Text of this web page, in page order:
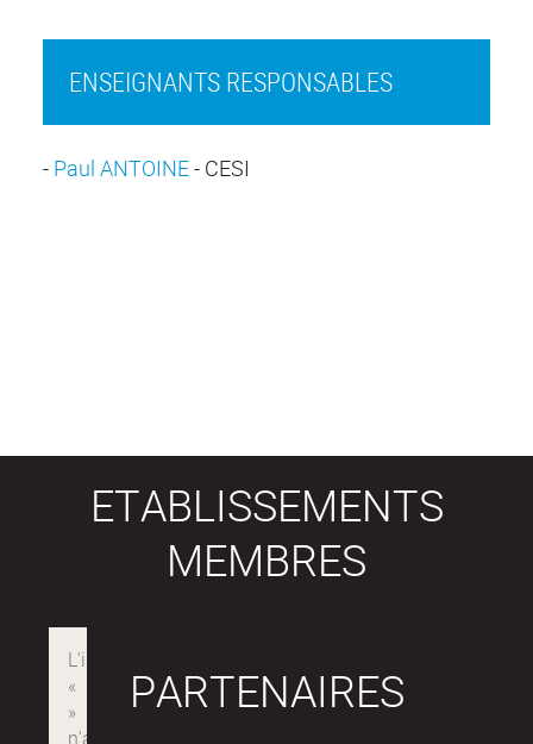
ENSEIGNANTS RESPONSABLES
- Paul ANTOINE- CESI
ETABLISSEMENTS
MEMBRES
PARTENAIRES